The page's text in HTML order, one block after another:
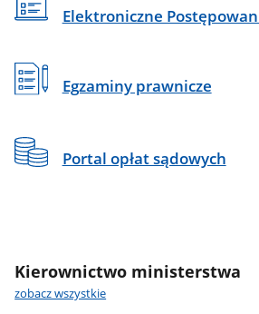
Elektroniczne
Egzaminy prawnicze
Portal opłat sądowych
Kierownictwo ministerstwa
zobacz wszystkie